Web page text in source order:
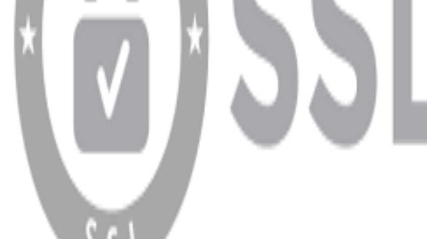
info@dukkanhifi.com0850 441 40 44
0850 441 40 44
Pazartesi - Cuma 09:30 - 19:30, Cumartesi 10:00 - 18:00